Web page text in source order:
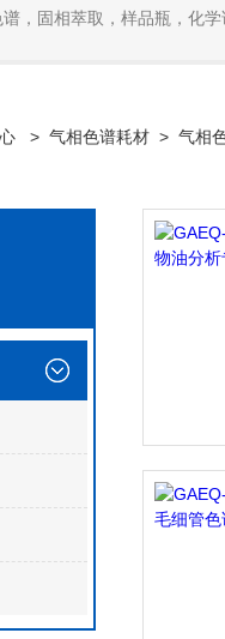
，固相萃取，样品瓶，化
> 气相色谱耗材 > 气相